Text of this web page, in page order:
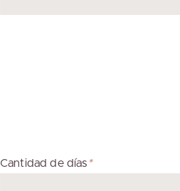
Cantidad de días *